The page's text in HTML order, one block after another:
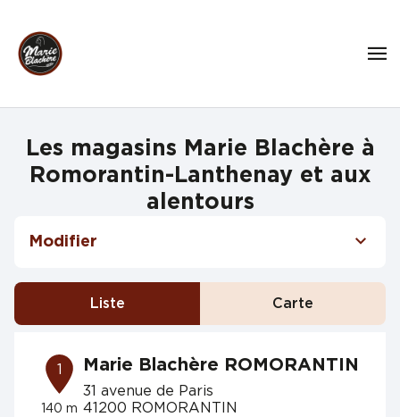
Les magasins Marie Blachère à
Romorantin-Lanthenay et aux
alentours
Modifier
Liste Carte
1
140 m
Marie Blachère ROMORANTIN
31 avenue de Paris
41200 ROMORANTIN